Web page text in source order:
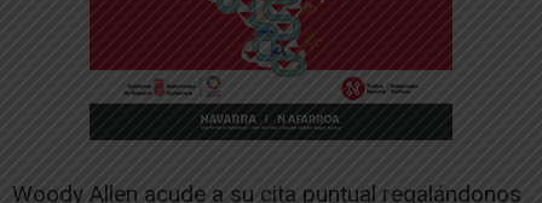
Woody Allen acude a su cita puntual regalándonos